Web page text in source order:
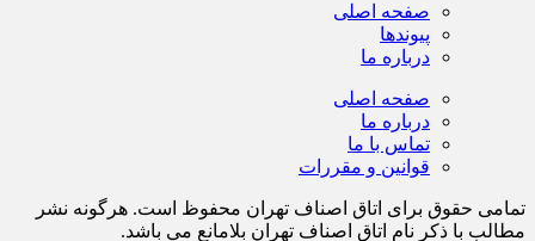
صفحه اصلی
پیوندها
درباره ما
صفحه اصلی
درباره ما
تماس با ما
قوانین و مقررات
تمامی حقوق برای اتاق اصناف تهران محفوظ است. هرگونه نشر
مطالب با ذكر نام اتاق اصناف تهران بلامانع مي باشد.